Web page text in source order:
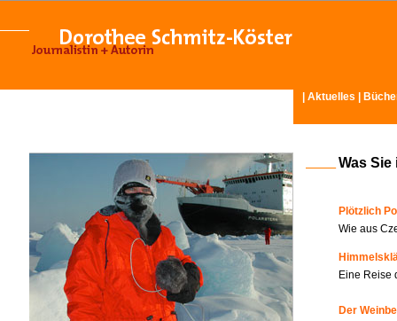
Aktuelles
Was
Plötzlich
Wie aus
Eine Reise
Der